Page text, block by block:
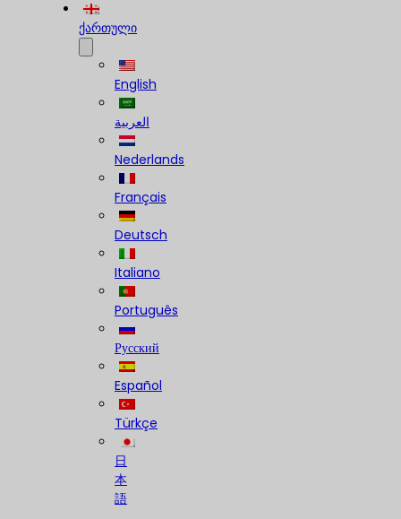
ქართული
English
العربية
Nederlands
Français
Deutsch
Italiano
Português
Русский
Español
Türkçe
日
本
語